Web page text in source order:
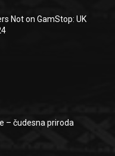
Not on GamStop: UK
– čudesna priroda